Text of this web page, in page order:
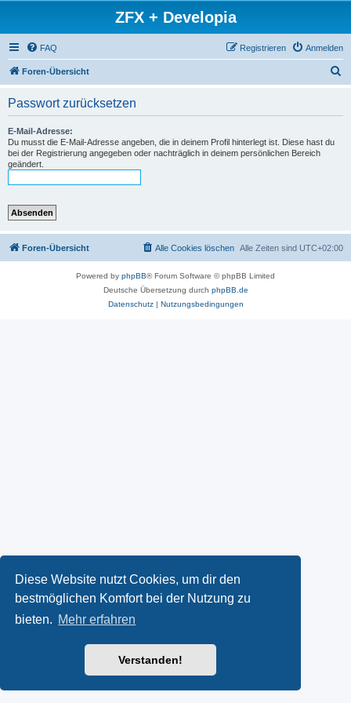
Diese Website nutzt Cookies, um dir den
bestmöglichen Komfort bei der Nutzung zu
bieten. Mehr erfahren
Verstanden!
ZFX + Developia
FAQ Anmelden
Registrieren
Foren-Übersicht
Passwort zurücksetzen
E-Mail-Adresse:
Du musst die E-Mail-Adresse angeben, die in deinem Profil hinterlegt ist. Diese hast du
bei der Registrierung angegeben oder nachträglich in deinem persönlichen Bereich
geändert.
Foren-Übersicht Alle Zeiten sind UTC+02:00
Alle Cookies löschen
Powered by phpBB® Forum Software © phpBB Limited
Deutsche Übersetzung durch phpBB.de
Datenschutz| Nutzungsbedingungen